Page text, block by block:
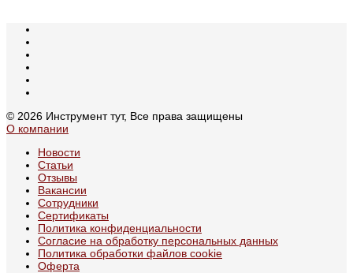
© 2026 Инструмент тут, Все права защищены
О компании
Новости
Статьи
Отзывы
Вакансии
Сотрудники
Сертификаты
Политика конфиденциальности
Согласие на обработку персональных данных
Политика обработки файлов cookie
Оферта